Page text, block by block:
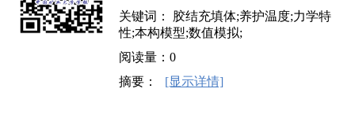
关键词： 胶结充填体;养护温度;力学特
性;本构模型;数值模拟;
阅读量：0
摘要：
[显示详情]